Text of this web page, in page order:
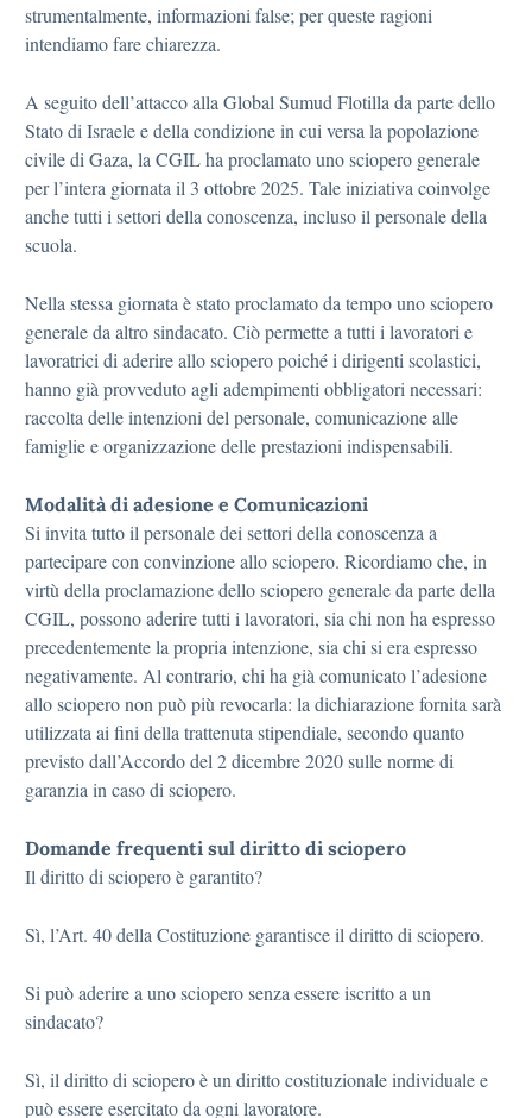
strumentalmente, informazioni false; per queste ragioni
intendiamo fare chiarezza.
A seguito dell’attacco alla Global Sumud Flotilla da parte dello
Stato di Israele e della condizione in cui versa la popolazione
civile di Gaza, la CGIL ha proclamato uno sciopero generale
per l’intera giornata il 3 ottobre 2025. Tale iniziativa coinvolge
anche tutti i settori della conoscenza, incluso il personale della
scuola.
Nella stessa giornata è stato proclamato da tempo uno sciopero
generale da altro sindacato. Ciò permette a tutti i lavoratori e
lavoratrici di aderire allo sciopero poiché i dirigenti scolastici,
hanno già provveduto agli adempimenti obbligatori necessari:
raccolta delle intenzioni del personale, comunicazione alle
famiglie e organizzazione delle prestazioni indispensabili.
Modalità di adesione e Comunicazioni
Si invita tutto il personale dei settori della conoscenza a
partecipare con convinzione allo sciopero. Ricordiamo che, in
virtù della proclamazione dello sciopero generale da parte della
CGIL, possono aderire tutti i lavoratori, sia chi non ha espresso
precedentemente la propria intenzione, sia chi si era espresso
negativamente. Al contrario, chi ha già comunicato l’adesione
allo sciopero non può più revocarla: la dichiarazione fornita sarà
utilizzata ai fini della trattenuta stipendiale, secondo quanto
previsto dall’Accordo del 2 dicembre 2020 sulle norme di
garanzia in caso di sciopero.
Domande frequenti sul diritto di sciopero
Il diritto di sciopero è garantito?
Sì, l’Art. 40 della Costituzione garantisce il diritto di sciopero.
Si può aderire a uno sciopero senza essere iscritto a un
sindacato?
Sì, il diritto di sciopero è un diritto costituzionale individuale e
può essere esercitato da ogni lavoratore.